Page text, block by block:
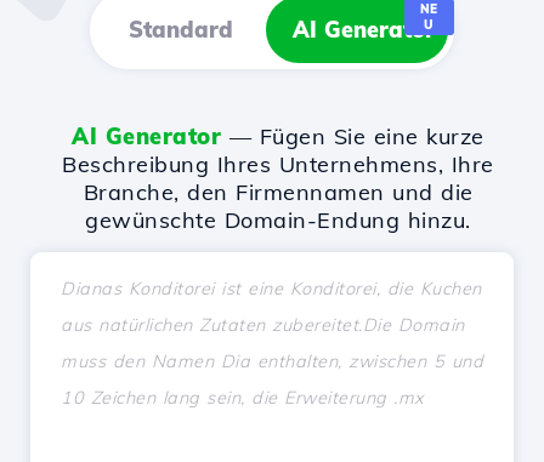
Standard AI Generator
NE
U
AI Generator — Fügen Sie eine kurze
Beschreibung Ihres Unternehmens, Ihre
Branche, den Firmennamen und die
gewünschte Domain-Endung hinzu.